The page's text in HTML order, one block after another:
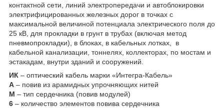
контактной сети, линий электропередачи и автоблокировки
электрифицированных железных дорог в точках с
максимальной величиной потенциала электрического поля до
25 кВ, для прокладки в грунт в трубах (включая метод
пневмопрокладки), в блоках, в кабельных лотках, в
кабельной канализации, тоннелях, коллекторах, по мостам и
эстакадам, внутри зданий и сооружений.
ИК – оптический кабель марки «Интегра-Кабель»
А – повив из арамидных упрочняющих нитей
М – тип сердечника (повив модулей)
6 – количество элементов повива сердечника